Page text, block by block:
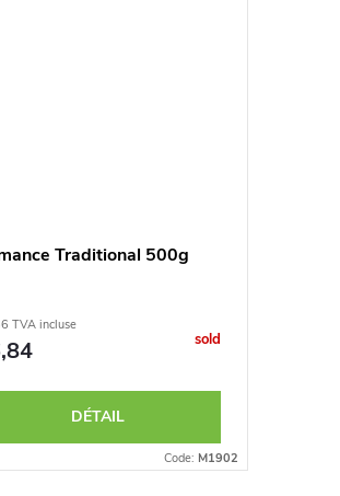
Traditional 500g
TVA incluse
sold
DÉTAIL
Code: M1902